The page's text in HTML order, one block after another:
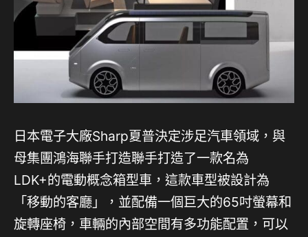
日本電子大廠Sharp夏普決定涉足汽車領域，與
母集團鴻海聯手打造聯手打造了一款名為
LDK+的電動概念箱型車，這款車型被設計為
「移動的客廳」，並配備一個巨大的65吋螢幕和
旋轉座椅，車輛的內部空間有多功能配置，可以